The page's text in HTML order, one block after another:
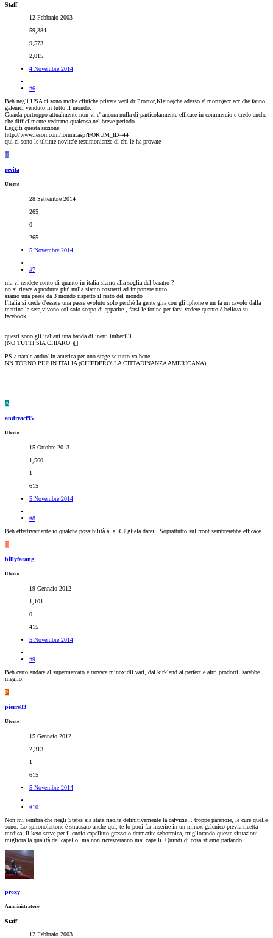
Staff
12 Febbraio 2003
59,384
9,573
2,015
4 Novembre 2014
#6
Beh negli USA ci sono molte cliniche private vedi dr Proctor,Kleine(che adesso e' morto)ecc ecc che fanno
galenici venduto in tutto il mondo.
Guarda purtroppo attualmente non vi e' ancora nulla di particolarmente efficace in commercio e credo anche
che difficilmente vedremo qualcosa nel breve periodo.
Leggiti questa sezione:
http://www.ieson.com/forum.asp?FORUM_ID=44
qui ci sono le ultime novita'e testimonianze di chi le ha provate
R
revita
Utente
28 Settembre 2014
265
0
265
5 Novembre 2014
#7
ma vi rendete conto di quanto in italia siamo alla soglia del baratro ?
nn si riesce a produrre piu' nulla siamo costretti ad importare tutto
siamo una paese da 3 mondo rispetto il resto del mondo
l'italia si crede d'essere una paese evoluto solo perchè la gente gira con gli iphone e nn fa un cavolo dalla
mattina la sera,vivono col solo scopo di apparire , farsi le fotine per farsi vedere quanto è bello/a su
facebook
questi sono gli italiani una banda di inetti imbecilli
(NO TUTTI SIA CHIARO )[]
PS.a natale andro' in america per uno stage se tutto va bene
NN TORNO PIU' IN ITALIA (CHIEDERO' LA CITTADINANZA AMERICANA)
A
andreact95
Utente
15 Ottobre 2013
1,560
1
615
5 Novembre 2014
#8
Beh effettivamente io qualche possibilità alla RU gliela darei.. Soprattutto sul front sembrerebbe efficace..
B
billyfarang
Utente
19 Gennaio 2012
1,101
0
415
5 Novembre 2014
#9
Beh certo andare al supermercato e trovare minoxidil vari, dal kirkland al perfect e altri prodotti, sarebbe
meglio.
P
pierre83
Utente
15 Gennaio 2012
2,313
1
615
5 Novembre 2014
#10
Non mi sembra che negli States sia stata risolta definitivamente la calvizie... troppe paranoie, le cure quelle
sono. Lo spironolattone è strausato anche qui, te lo puoi far inserire in un minox galenico previa ricetta
medica. Il keto serve per il cuoio capelluto grasso o dermatite seborroica, migliorando queste situazioni
migliora la qualità del capello, ma non ricresceranno mai capelli. Quindi di cosa stiamo parlando..
proxy
Amministratore
Staff
12 Febbraio 2003